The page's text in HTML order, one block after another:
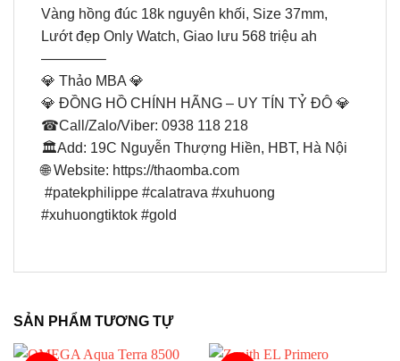
Vàng hồng đúc 18k nguyên khối, Size 37mm,
Lướt đẹp Only Watch, Giao lưu 568 triệu ah
————–
💎 Thảo MBA 💎
💎 ĐỒNG HỒ CHÍNH HÃNG – UY TÍN TỶ ĐÔ 💎
☎Call/Zalo/Viber: 0938 118 218
🏛Add: 19C Nguyễn Thượng Hiền, HBT, Hà Nội
🌐 Website: https://thaomba.com
#patekphilippe #calatrava #xuhuong
#xuhuongtiktok #gold
SẢN PHẨM TƯƠNG TỰ